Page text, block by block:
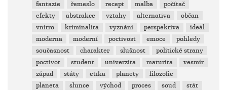
fantazie řemeslo recept malba
počítač
efekty
abstrakce vztahy alternativa
občan
vnitro
kriminalita vyznání perspektiva
ideál
moderna
moderní poctivost emoce
pohledy
současnost
charakter slušnost
politické strany
poctivot
student univerzita maturita
vesmír
západ
státy etika planety
filozofie
planeta
slunce východ proces soud
stát